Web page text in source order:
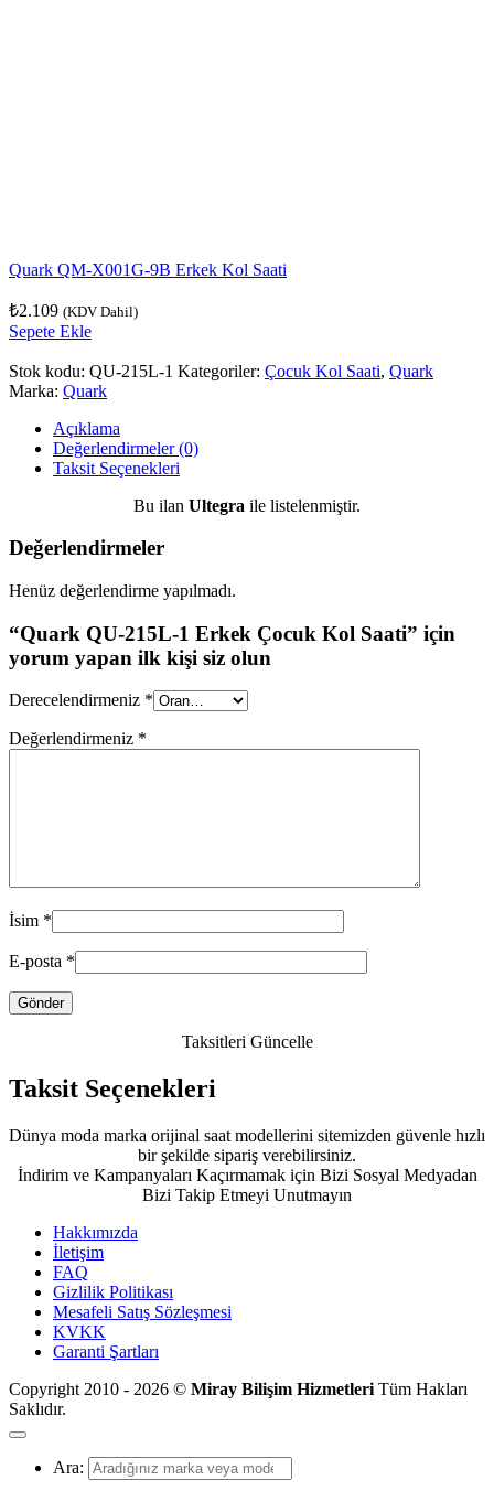
Quark QM-X001G-9B Erkek Kol Saati
₺2.109 (KDV Dahil)
Sepete Ekle
Stok kodu: QU-215L-1 Kategoriler: Çocuk Kol Saati, Quark
Marka: Quark
Açıklama
Değerlendirmeler (0)
Taksit Seçenekleri
Bu ilan Ultegra ile listelenmiştir.
Değerlendirmeler
Henüz değerlendirme yapılmadı.
“Quark QU-215L-1 Erkek Çocuk Kol Saati” için
yorum yapan ilk kişi siz olun
Derecelendirmeniz *
Değerlendirmeniz *
İsim *
E-posta *
Taksitleri Güncelle
Taksit Seçenekleri
Dünya moda marka orijinal saat modellerini sitemizden güvenle hızlı
bir şekilde sipariş verebilirsiniz.
İndirim ve Kampanyaları Kaçırmamak için Bizi Sosyal Medyadan
Bizi Takip Etmeyi Unutmayın
Hakkımızda
İletişim
FAQ
Gizlilik Politikası
Mesafeli Satış Sözleşmesi
KVKK
Garanti Şartları
Copyright 2010 - 2026 © Miray Bilişim Hizmetleri Tüm Hakları
Saklıdır.
Ara: